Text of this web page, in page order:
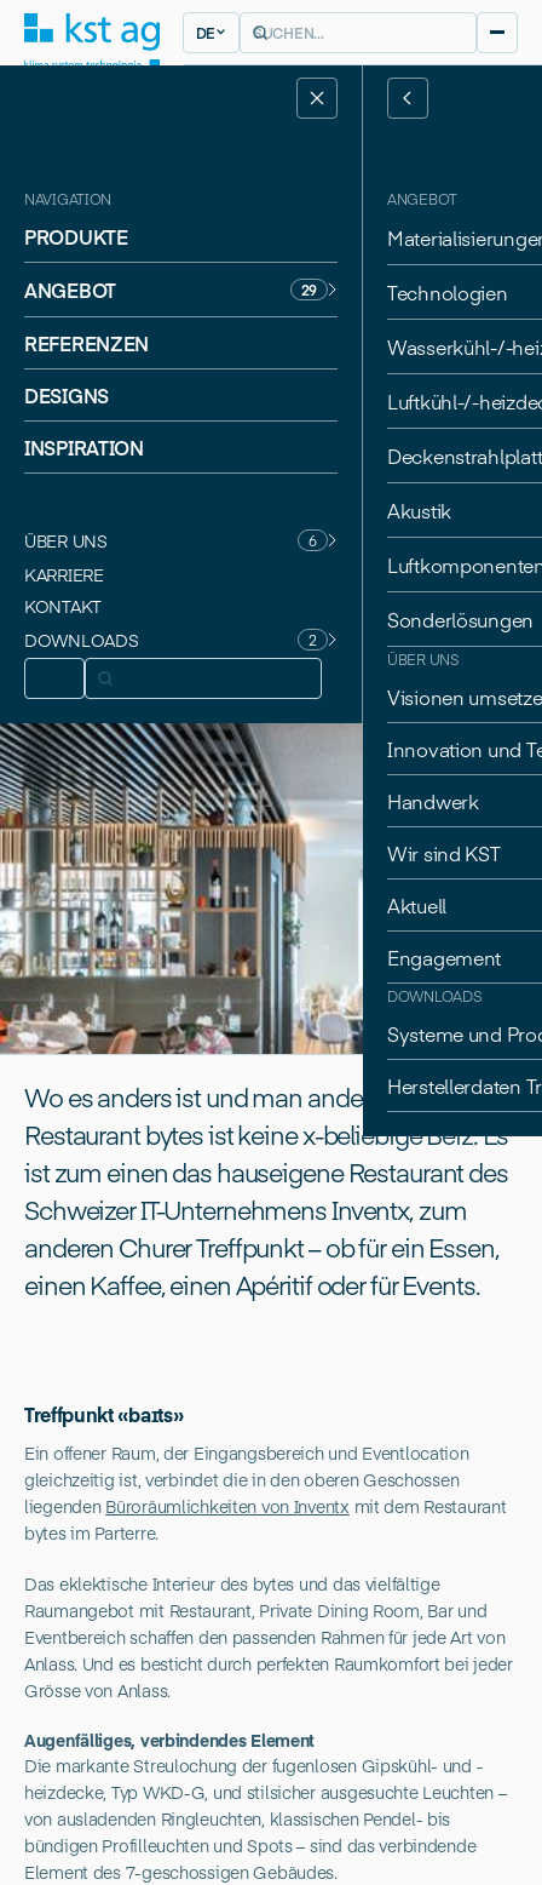
DE
NAVIGATION
PRODUKTE
ANGEBOT
29
REFERENZEN
DESIGNS
INSPIRATION
ÜBER UNS 6
KARRIERE
KONTAKT
DOWNLOADS
2
ANGEBOT
Technologien
Wasserkühl-/-
Luftkühl-/-
Akustik
Sonderlösungen
ÜBER UNS
Visionen
Innovation und
Handwerk
Wir sind KST
Aktuell
Engagement
DOWNLOADS
Systeme und
Herstellerdaten
CHUR
bytes
Wo es anders ist und man anders isst: Das
Restaurant bytes ist keine x-beliebige Beiz. Es
ist zum einen das hauseigene Restaurant des
Schweizer IT-Unternehmens Inventx, zum
anderen Churer Treffpunkt – ob für ein Essen,
einen Kaffee, einen Apéritif oder für Events.
Treffpunkt «baɪts»
Ein offener Raum, der Eingangsbereich und Eventlocation
gleichzeitig ist, verbindet die in den oberen Geschossen
liegenden Büroräumlichkeiten von Inventx mit dem Restaurant
bytes im Parterre.
Das eklektische Interieur des bytes und das vielfältige
Raumangebot mit Restaurant, Private Dining Room, Bar und
Eventbereich schaffen den passenden Rahmen für jede Art von
Anlass. Und es besticht durch perfekten Raumkomfort bei jeder
Grösse von Anlass.
Augenfälliges, verbindendes Element
Die markante Streulochung der fugenlosen Gipskühl- und -
heizdecke, Typ WKD-G, und stilsicher ausgesuchte Leuchten –
von ausladenden Ringleuchten, klassischen Pendel- bis
bündigen Profilleuchten und Spots – sind das verbindende
Element des 7-geschossigen Gebäudes.